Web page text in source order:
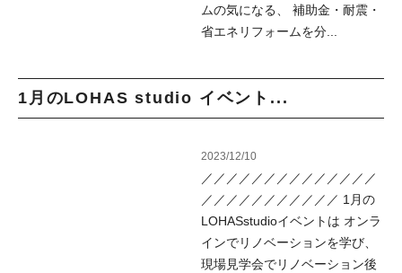
ムの気になる、 補助金・耐震・
省エネリフォームを分...
1月のLOHAS studio イベント...
2023/12/10
／／／／／／／／／／／／／／
／／／／／／／／／／／ 1月の
LOHASstudioイベントは オンラ
インでリノベーションを学び、
現場見学会でリノベーション後